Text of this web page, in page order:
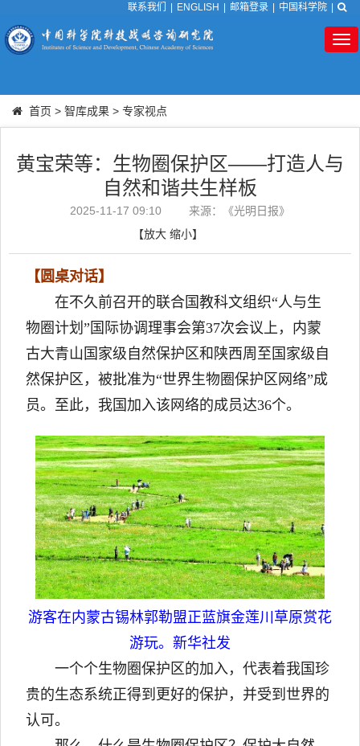
联系我们 ENGLISH 邮箱登录 中国科学院
首页 > 智库成果 > 专家视点
黄宝荣等：生物圈保护区——打造人与
自然和谐共生样板
2025-11-17 09:10
来源：《光明日报》
【放大 缩小】
【圆桌对话】
在不久前召开的联合国教科文组织“人与生
物圈计划”国际协调理事会第37次会议上，内蒙
古大青山国家级自然保护区和陕西周至国家级自
然保护区，被批准为“世界生物圈保护区网络”成
员。至此，我国加入该网络的成员达36个。
游客在内蒙古锡林郭勒盟正蓝旗金莲川草原赏花
游玩。新华社发
一个个生物圈保护区的加入，代表着我国珍
贵的生态系统正得到更好的保护，并受到世界的
认可。